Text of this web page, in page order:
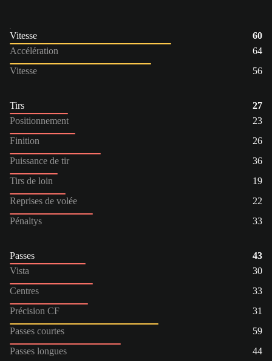
Vitesse
60
Accélération
64
Vitesse
56
Tirs
27
Positionnement
23
Finition
26
Puissance de tir
36
Tirs de loin
19
Reprises de volée
22
Pénaltys
33
Passes
43
Vista
30
Centres
33
Précision CF
31
Passes courtes
59
Passes longues
44